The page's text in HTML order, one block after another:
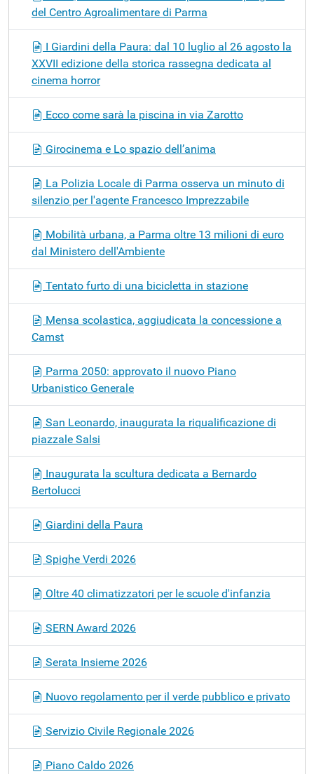
del Centro Agroalimentare di Parma
I Giardini della Paura: dal 10 luglio al 26 agosto la
XXVII edizione della storica rassegna dedicata al
cinema horror
Ecco come sarà la piscina in via Zarotto
Girocinema e Lo spazio dell’anima
La Polizia Locale di Parma osserva un minuto di
silenzio per l'agente Francesco Imprezzabile
Mobilità urbana, a Parma oltre 13 milioni di euro
dal Ministero dell'Ambiente
Tentato furto di una bicicletta in stazione
Mensa scolastica, aggiudicata la concessione a
Camst
Parma 2050: approvato il nuovo Piano
Urbanistico Generale
San Leonardo, inaugurata la riqualificazione di
piazzale Salsi
Inaugurata la scultura dedicata a Bernardo
Bertolucci
Giardini della Paura
Spighe Verdi 2026
Oltre 40 climatizzatori per le scuole d'infanzia
SERN Award 2026
Serata Insieme 2026
Nuovo regolamento per il verde pubblico e privato
Servizio Civile Regionale 2026
Piano Caldo 2026